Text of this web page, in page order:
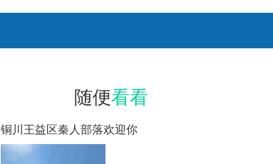
随便看看
铜川王益区秦人部落欢迎你